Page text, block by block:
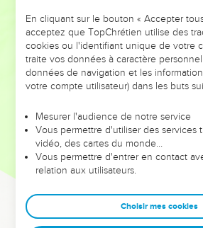
NE MANQUEZ PAS
DE
ET SI LEURS ERREURS POUVAIENT
VOTRES ?
leur foi ou leur vision. Mais on voit moins
et les saisons difficiles qu'ils ont
sont elles qui les ont
Dans cette conférence, leaders,
clés pour avancer avec plus de sagesse
deviennent vos tremplins. Que vous
En cliquant sur le bouton « Accepter
acceptez que TopChrétien utilise des
cookies ou l'identifiant unique de votre
traite vos données à caractère
données de navigation et les
votre compte utilisateur) dans les buts
Mesurer l'audience de notre service
Vous permettre d'utiliser des services
vidéo, des cartes du monde…
Vous permettre d'entrer en contact
relation aux utilisateurs.
Choisir mes cookies